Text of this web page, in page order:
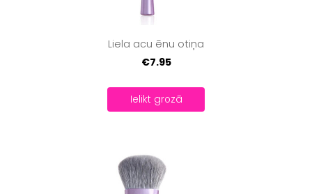
Liela acu ēnu otiņa
€7.95
Ielikt grozā